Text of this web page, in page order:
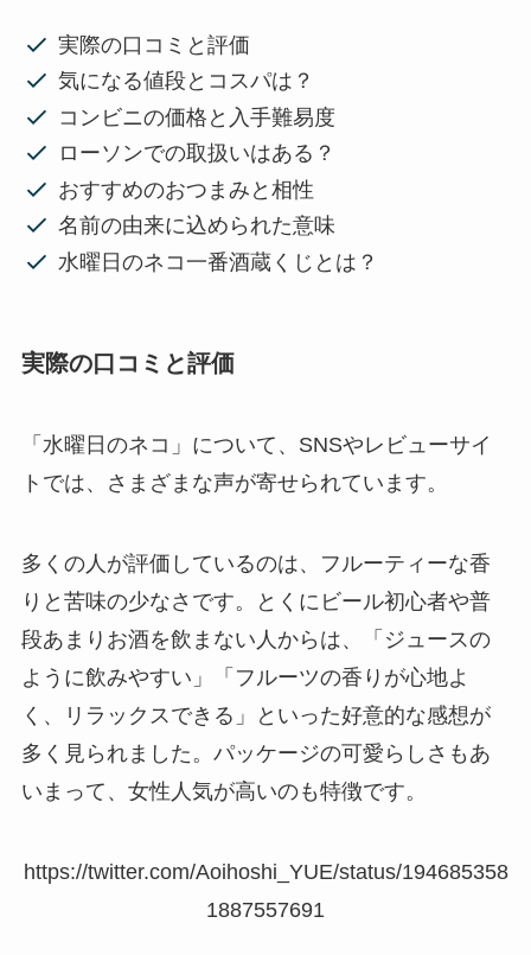
実際の口コミと評価
気になる値段とコスパは？
コンビニの価格と入手難易度
ローソンでの取扱いはある？
おすすめのおつまみと相性
名前の由来に込められた意味
水曜日のネコ一番酒蔵くじとは？
実際の口コミと評価
「水曜日のネコ」について、SNSやレビューサイ
トでは、さまざまな声が寄せられています。
多くの人が評価しているのは、フルーティーな香
りと苦味の少なさです。とくにビール初心者や普
段あまりお酒を飲まない人からは、「ジュースの
ように飲みやすい」「フルーツの香りが心地よ
く、リラックスできる」といった好意的な感想が
多く見られました。パッケージの可愛らしさもあ
いまって、女性人気が高いのも特徴です。
https://twitter.com/Aoihoshi_YUE/status/194685358
1887557691